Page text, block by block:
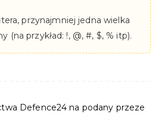
przynajmniej jedna wielka
przykład: !, @, #, $, % itp).
Defence24 na podany przeze